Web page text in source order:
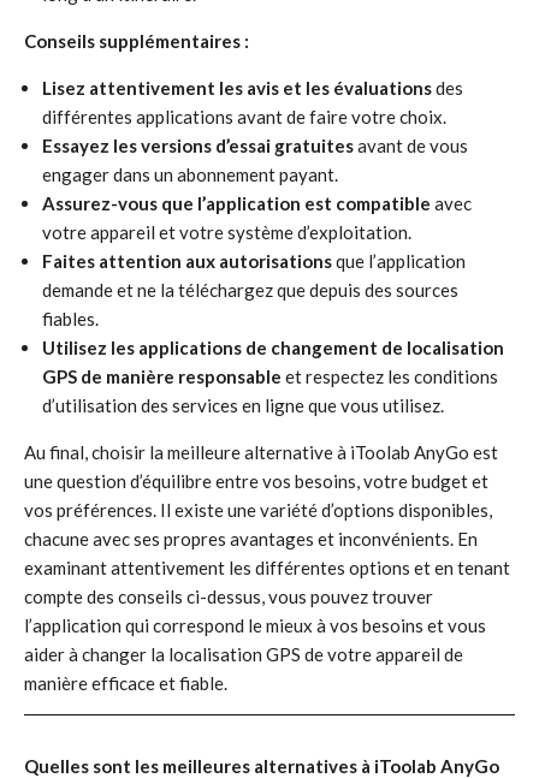
Conseils supplémentaires :
Lisez attentivement les avis et les évaluationsdes
différentes applications avant de faire votre choix.
Essayez les versions d’essai gratuitesavant de vous
engager dans un abonnement payant.
Assurez-vous que l’application est compatible avec
votre appareil et votre système d’exploitation.
Faites attention aux autorisationsque l’application
demande et ne la téléchargez que depuis des sources
fiables.
Utilisez les applications de changement de localisation
GPS de manière responsable et respectez les conditions
d’utilisation des services en ligne que vous utilisez.
Au final, choisir la meilleure alternative à iToolab AnyGo est
une question d’équilibre entre vos besoins, votre budget et
vos préférences. Il existe une variété d’options disponibles,
chacune avec ses propres avantages et inconvénients. En
examinant attentivement les différentes options et en tenant
compte des conseils ci-dessus, vous pouvez trouver
l’application qui correspond le mieux à vos besoins et vous
aider à changer la localisation GPS de votre appareil de
manière efficace et fiable.
Quelles sont les meilleures alternatives à iToolab AnyGo